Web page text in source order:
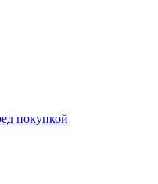
покупкой